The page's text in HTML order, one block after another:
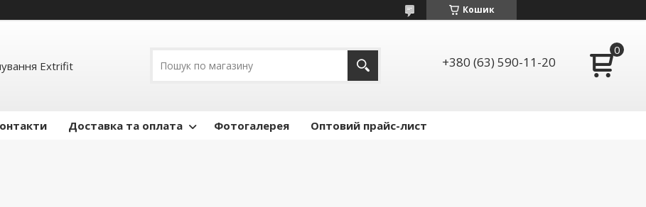
Кошик
Extrifit +380 (63) 590-11-20
Доставка та оплата Фотогалерея Оптовий прайс-лист